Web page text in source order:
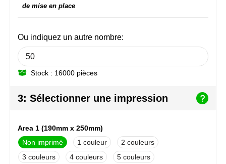
Orrefors
Peekay
Philips
Retulp
Skross
Ou indiquez un autre nombre:
Stock : 16000 pièces
de mise en place
3: Sélectionner une impression
Area 1 (190mm x 250mm)
Non imprimé
1
2
3
4
5